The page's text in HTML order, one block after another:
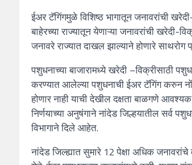
ईअर टॅगिंगमुळे विशिष्ठ भागातून जनावरांची
बाहेरच्या राज्यातून येणाऱ्या जनावरांची
जनावरे राज्यात दाखल झाल्याने होणारे
पशुधनाच्या बाजारामध्ये खरेदी –विक्रीसाठी
करण्यात आलेल्या पशुधनाची ईअर टॅगिंग करुन
होणार नाही याची देखील दक्षता बाळगणे
निर्णयाच्या अनुषंगाने नांदेड जिल्हयातील सर्व
विभागाने दिले आहेत.
नांदेड जिल्ह्यात सुमारे 12 पेक्षा अधिक